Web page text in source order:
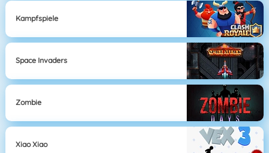
Kampfspiele
Space Invaders
Zombie
Xiao Xiao